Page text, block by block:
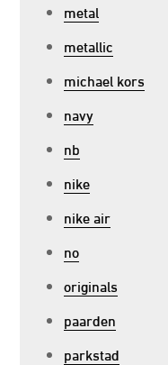
metal
metallic
michael kors
navy
nb
nike
nike air
no
originals
paarden
parkstad